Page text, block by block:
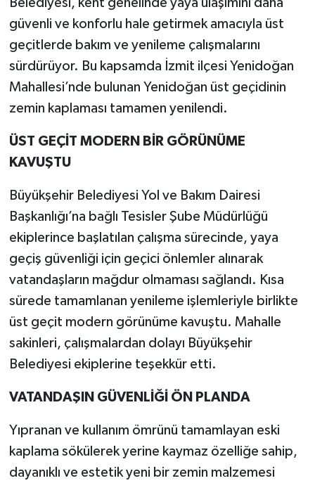
Belediyesi, kent genelinde yaya ulaşımını daha
güvenli ve konforlu hale getirmek amacıyla üst
geçitlerde bakım ve yenileme çalışmalarını
sürdürüyor. Bu kapsamda İzmit ilçesi Yenidoğan
Mahallesi’nde bulunan Yenidoğan üst geçidinin
zemin kaplaması tamamen yenilendi.
ÜST GEÇİT MODERN BİR GÖRÜNÜME
KAVUŞTU
Büyükşehir Belediyesi Yol ve Bakım Dairesi
Başkanlığı’na bağlı Tesisler Şube Müdürlüğü
ekiplerince başlatılan çalışma sürecinde, yaya
geçiş güvenliği için geçici önlemler alınarak
vatandaşların mağdur olmaması sağlandı. Kısa
sürede tamamlanan yenileme işlemleriyle birlikte
üst geçit modern görünüme kavuştu. Mahalle
sakinleri, çalışmalardan dolayı Büyükşehir
Belediyesi ekiplerine teşekkür etti.
VATANDAŞIN GÜVENLİĞİ ÖN PLANDA
Yıpranan ve kullanım ömrünü tamamlayan eski
kaplama sökülerek yerine kaymaz özelliğe sahip,
dayanıklı ve estetik yeni bir zemin malzemesi